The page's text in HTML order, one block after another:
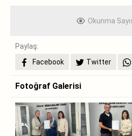
Okunma
Paylaş:
Facebook
Twitter
Fotoğraf Galerisi